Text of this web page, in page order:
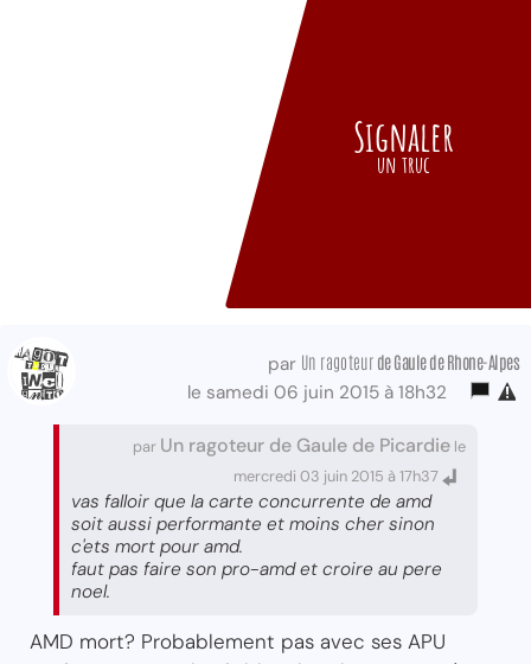
Signaler
un truc
par Un ragoteur de Gaule de Rhone-Alpes
le samedi 06 juin 2015 à 18h32
par Un ragoteur de Gaule de Picardie le
mercredi 03 juin 2015 à 17h37
vas falloir que la carte concurrente de amd
soit aussi performante et moins cher sinon
c'ets mort pour amd.
faut pas faire son pro-amd et croire au pere
noel.
AMD mort? Probablement pas avec ses APU